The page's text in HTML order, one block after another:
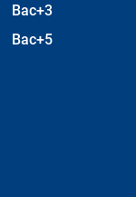
Bac+3
Bac+5